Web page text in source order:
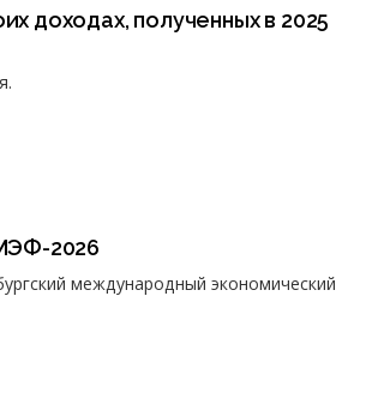
доходах, полученных в 2025
2026
международный экономический